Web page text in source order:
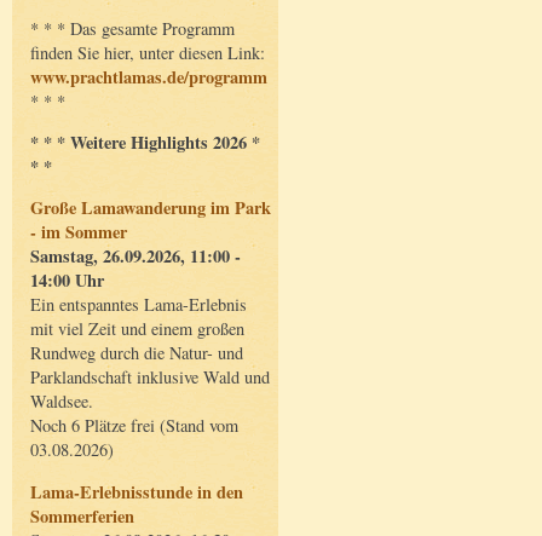
* * * Das gesamte Programm
finden Sie hier, unter diesen Link:
www.prachtlamas.de/programm
* * *
* * * Weitere Highlights 2026 *
* *
Große Lamawanderung im Park
- im Sommer
Samstag, 26.09.2026, 11:00 -
14:00 Uhr
Ein entspanntes Lama-Erlebnis
mit viel Zeit und einem großen
Rundweg durch die Natur- und
Parklandschaft inklusive Wald und
Waldsee.
Noch 6 Plätze frei (Stand vom
03.08.2026)
Lama-Erlebnisstunde in den
Sommerferien